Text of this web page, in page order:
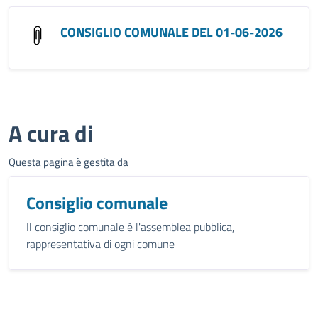
CONSIGLIO COMUNALE DEL 01-06-2026
A cura di
Questa pagina è gestita da
Consiglio comunale
Il consiglio comunale è l'assemblea pubblica,
rappresentativa di ogni comune